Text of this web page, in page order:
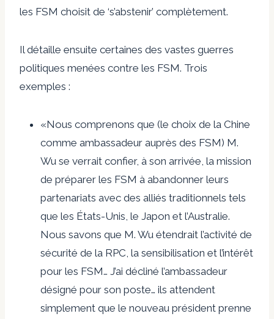
les FSM choisit de ‘s’abstenir’ complètement.
Il détaille ensuite certaines des vastes guerres
politiques menées contre les FSM. Trois
exemples :
«Nous comprenons que (le choix de la Chine
comme ambassadeur auprès des FSM) M.
Wu se verrait confier, à son arrivée, la mission
de préparer les FSM à abandonner leurs
partenariats avec des alliés traditionnels tels
que les États-Unis, le Japon et l’Australie.
Nous savons que M. Wu étendrait l’activité de
sécurité de la RPC, la sensibilisation et l’intérêt
pour les FSM… J’ai décliné l’ambassadeur
désigné pour son poste… ils attendent
simplement que le nouveau président prenne